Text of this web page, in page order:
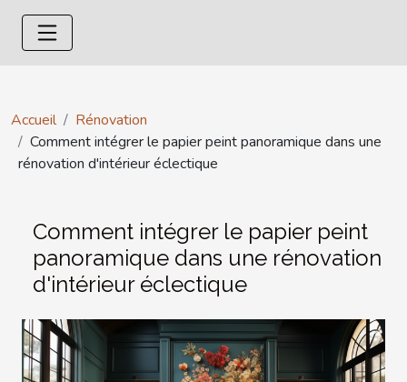
Accueil
Rénovation
Comment intégrer le papier peint panoramique dans une
rénovation d'intérieur éclectique
Comment intégrer le papier peint
panoramique dans une rénovation
d'intérieur éclectique